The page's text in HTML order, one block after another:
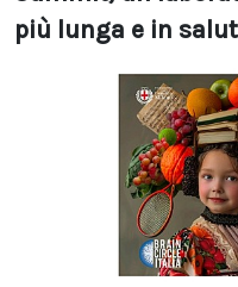
più lunga e in